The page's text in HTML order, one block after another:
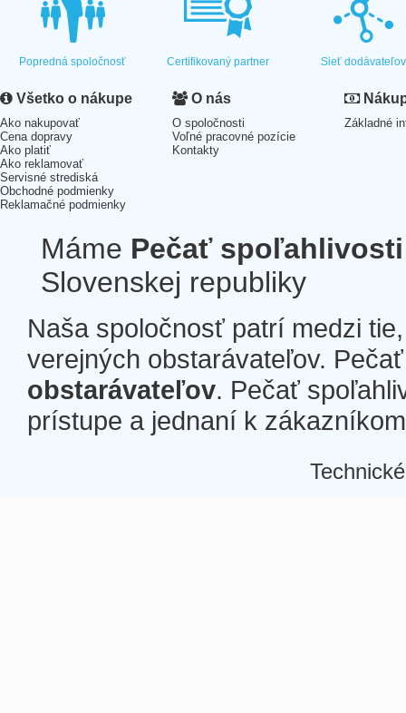
Popredná spoločnosť Certifikovaný partner Sieť dodávateľov
Všetko o nákupe
Ako nakupovať
Cena dopravy
Ako platiť
Ako reklamovať
Servisné strediská
Obchodné podmienky
Reklamačné podmienky
O nás
O spoločnosti
Voľné pracovné pozície
Kontakty
Základné
Máme Pečať spoľahlivosti
Slovenskej republiky
Naša spoločnosť patrí medzi
verejných obstarávateľov.
obstarávateľov. Pečať
prístupe a jednaní k